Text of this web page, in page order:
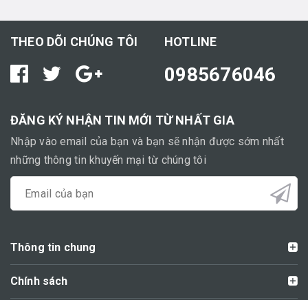
THEO DÕI CHÚNG TÔI HOTLINE
0985676046
ĐĂNG KÝ NHẬN TIN MỚI TỪ NHẤT GIA
Nhập vào email của bạn và bạn sẽ nhận được sớm nhất
những thông tin khuyến mại từ chúng tôi
Thông tin chung
Chính sách